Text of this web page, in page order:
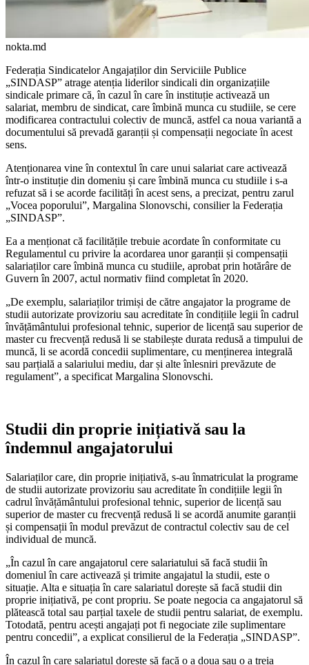
nokta.md
Federația Sindicatelor Angajaților din Serviciile Publice
„SINDASP” atrage atenția liderilor sindicali din organizațiile
sindicale primare că, în cazul în care în instituție activea­ză un
salariat, membru de sindicat, care îmbină munca cu studiile, se cere
modificarea contractului co­lectiv de muncă, astfel ca noua va­riantă a
documentului să prevadă garanții și compensații negociate în acest
sens.
Atenționarea vine în contextul în care unui salariat care activează
într-o instituție din domeniu și care îmbină munca cu stu­diile i s-a
refuzat să i se acorde facilități în acest sens, a precizat, pentru zarul
„Vocea poporului”, Margalina Slonovschi, consilier la Federația
„SINDASP”.
Ea a menționat că facilitățile trebuie acordate în conformitate cu
Regulamen­tul cu privire la acordarea unor garanții și compensații
salariaților care îmbină munca cu studiile, aprobat prin hotărâre de
Guvern în 2007, actul normativ fiind completat în 2020.
„De exemplu, salariaților trimiși de către angajator la programe de
studii autorizate provizoriu sau acreditate în condițiile legii în cadrul
învățământului profesional tehnic, superior de licență sau superior de
master cu frecvență redusă li se stabilește durata redusă a timpului de
muncă, li se acordă concedii suplimentare, cu menținerea in­tegrală
sau parțială a salariului mediu, dar și alte înlesniri prevăzute de
regulament”, a specificat Margalina Slonovschi.
Studii din proprie inițiativă sau la
îndemnul angajatorului
Salariaților care, din proprie inițiativă, s-au înmatriculat la programe
de stu­dii autorizate provizoriu sau acreditate în condițiile legii în
cadrul învățământului profesional tehnic, superior de licență sau
superior de master cu frecvență redusă li se acordă anumite garanții
și compensații în modul prevăzut de contractul colectiv sau de cel
individual de muncă.
„În cazul în care angajatorul cere sala­riatului să facă studii în
domeniul în care activează și trimite angajatul la studii, este o
situație. Alta e situația în care salariatul dorește să facă studii din
proprie inițiativă, pe cont propriu. Se poate negocia ca an­gajatorul să
plătească total sau parțial ta­xele de studii pentru salariat, de exemplu.
Totodată, pentru acești angajați pot fi ne­gociate zile suplimentare
pentru conce­dii”, a explicat consilierul de la Federația „SINDASP”.
În cazul în care salariatul dorește să facă o a doua sau o a treia